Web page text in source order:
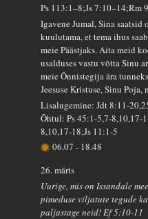
Ps 113:1–8;Js 7:10–14;Rm
Igavene Jumal, Sina
kuulutama, et tema ihus
meie Päästjaks. Aita meid
usalduses vastu võtta Sinu
meie Õnnistegija ära
Jeesuse Kristuse, Sinu Poja,
Lisalugemine: Jdt 8:11-
Õhtul: Ps 45:1-5,7-8,10,17-
8,10,17-18;Js 11:1-5
06.07- 18.48
26. märts
Uurige, mis on Issandale
pimeduse viljatute tegude
paljastage neid! Ef 5:10-11